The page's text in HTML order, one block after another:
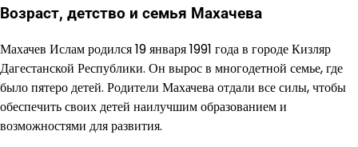
Возраст, детство и семья Махачева
Махачев Ислам родился 19 января 1991 года в городе Кизляр
Дагестанской Республики. Он вырос в многодетной семье, где
было пятеро детей. Родители Махачева отдали все силы, чтобы
обеспечить своих детей наилучшим образованием и
возможностями для развития.